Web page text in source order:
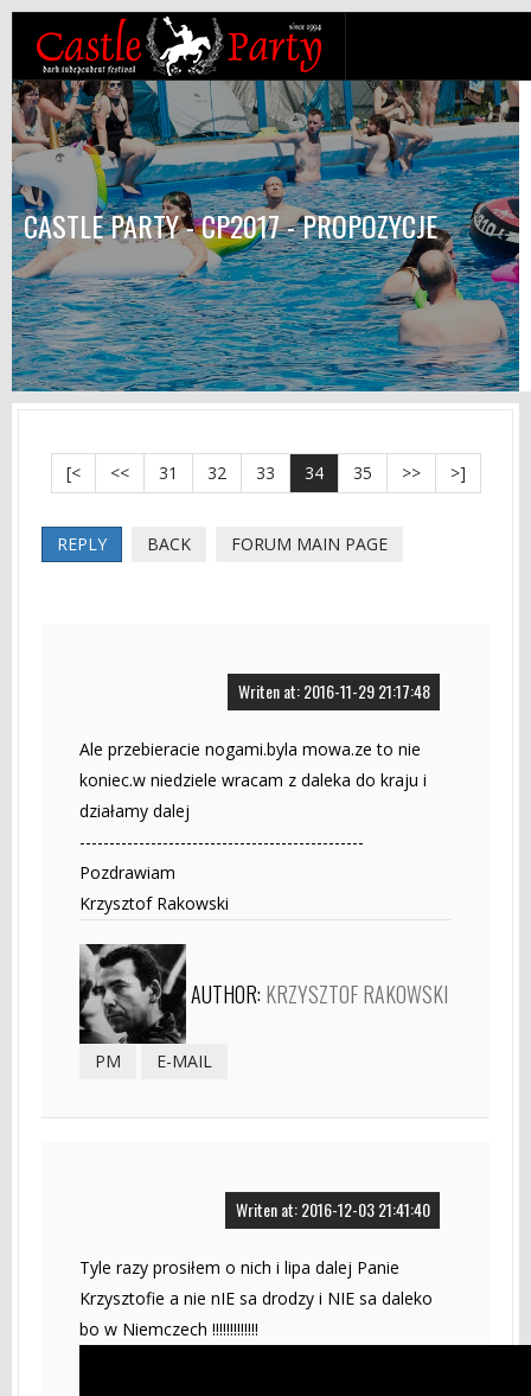
CASTLE PARTY - CP2017 - PROPOZYCJE
[< << 31 32 33 34 35 >> >]
REPLY BACK FORUM MAIN PAGE
Writen at: 2016-11-29 21:17:48
Ale przebieracie nogami.byla mowa.ze to nie
koniec.w niedziele wracam z daleka do kraju i
działamy dalej
------------------------------------------------
Pozdrawiam
Krzysztof Rakowski
AUTHOR: KRZYSZTOF RAKOWSKI
PM E-MAIL
Writen at: 2016-12-03 21:41:40
Tyle razy prosiłem o nich i lipa dalej Panie
Krzysztofie a nie nIE sa drodzy i NIE sa daleko
bo w Niemczech !!!!!!!!!!!!!